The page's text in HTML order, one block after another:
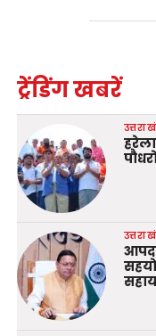
ट्रेंडिंग खबरें